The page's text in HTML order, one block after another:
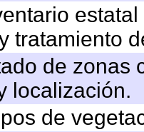
tratamiento
de zonas
localización.
de